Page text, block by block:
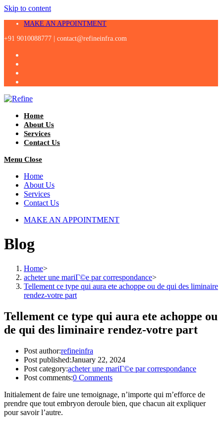
Skip to content
MAKE AN APPOINTMENT
+91 9010088777 | contact@refineinfra.com
Home
About Us
Services
Contact Us
Menu Close
Home
About Us
Services
Contact Us
MAKE AN APPOINTMENT
Blog
Home>
acheter une mariГ©e par correspondance>
Tellement ce type qui aura ete achoppe ou de qui des liminaire
rendez-votre part
Tellement ce type qui aura ete achoppe ou
de qui des liminaire rendez-votre part
Post author:refineinfra
Post published:January 22, 2024
Post category:acheter une mariГ©e par correspondance
Post comments:0 Comments
Initialement de faire une temoignage, n’importe qui m’efforce de
prendre que tout embryon deroule bien, que chacun ait expliquer
pour savoir l’autre.